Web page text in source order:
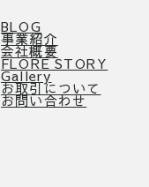
BLOG
事業紹介
会社概要
FLORE STORY
Gallery
お取引について
お問い合わせ